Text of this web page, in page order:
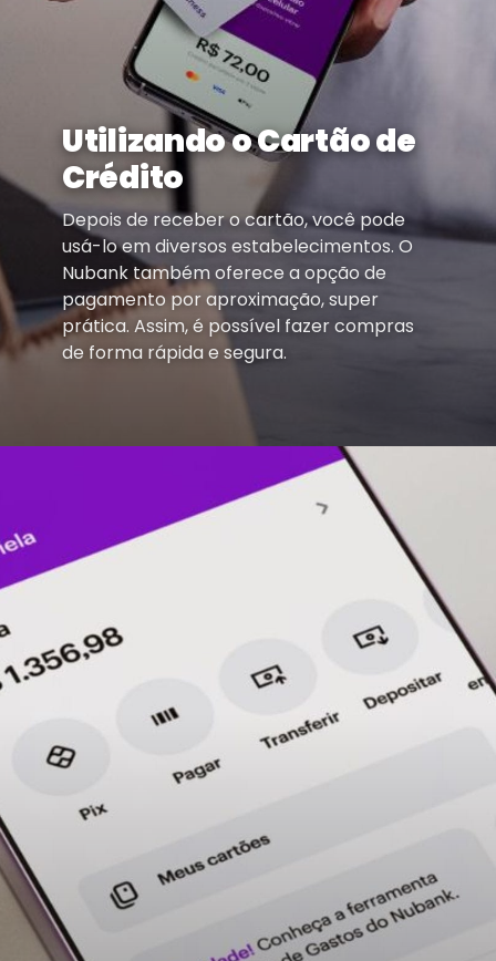
Utilizando o Cartão de
Crédito
Depois de receber o cartão, você pode
usá-lo em diversos estabelecimentos. O
Nubank também oferece a opção de
pagamento por aproximação, super
prática. Assim, é possível fazer compras
de forma rápida e segura.